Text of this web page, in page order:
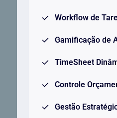
Workflow de
Gamificação de
TimeSheet
Controle
Gestão